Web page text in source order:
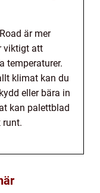
är mer
viktigt att
temperaturer.
klimat kan du
eller bära in
kan palettblad
runt.